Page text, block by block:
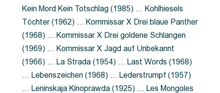
Kein Mord Kein Totschlag (1985) … Kohlhiesels
Töchter (1962) … Kommissar X Drei blaue Panther
(1968) … Kommissar X Drei goldene Schlangen
(1969) … Kommissar X Jagd auf Unbekannt
(1966) … La Strada (1954) … Last Words (1968)
… Lebenszeichen (1968) … Lederstrumpf (1957)
… Leninskaja Kinoprawda (1925) … Les Mongoles